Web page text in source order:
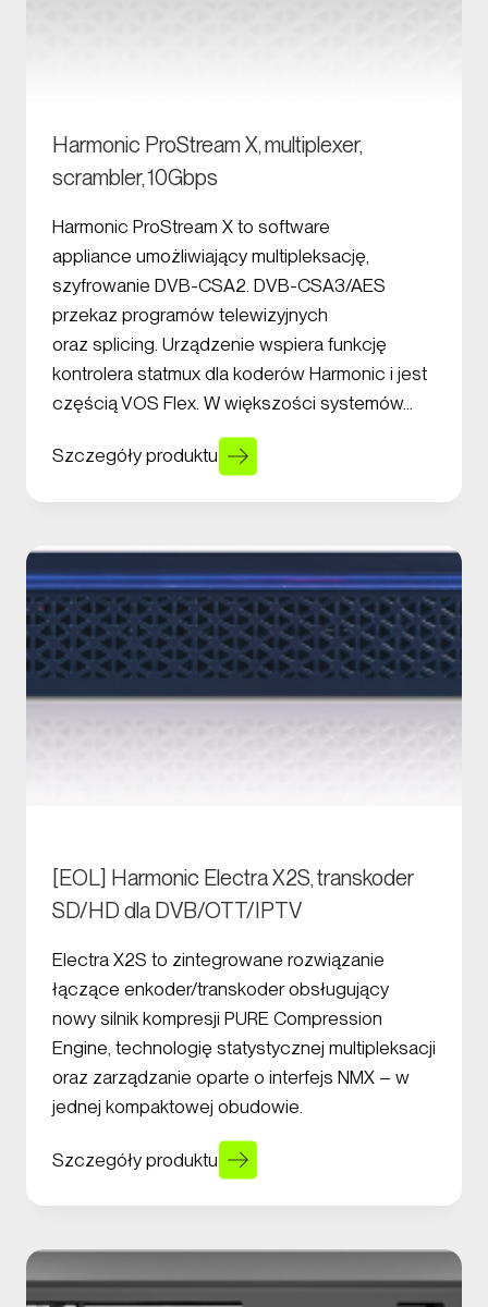
Harmonic ProStream X, multiplexer,
scrambler, 10Gbps
Harmonic ProStream X to software
appliance umożliwiający multipleksację,
szyfrowanie DVB-CSA2. DVB-CSA3/AES
przekaz programów telewizyjnych
oraz splicing. Urządzenie wspiera funkcję
kontrolera statmux dla koderów Harmonic i jest
częścią VOS Flex. W większości systemów…
Szczegóły produktu
[EOL] Harmonic Electra X2S, transkoder
SD/HD dla DVB/OTT/IPTV
Electra X2S to zintegrowane rozwiązanie
łączące enkoder/transkoder obsługujący
nowy silnik kompresji PURE Compression
Engine, technologię statystycznej multipleksacji
oraz zarządzanie oparte o interfejs NMX – w
jednej kompaktowej obudowie.
Szczegóły produktu